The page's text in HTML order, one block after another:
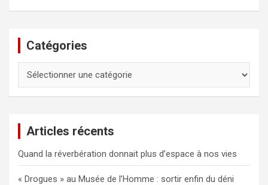
Catégories
Articles récents
Quand la réverbération donnait plus d’espace à nos vies
« Drogues » au Musée de l’Homme : sortir enfin du déni